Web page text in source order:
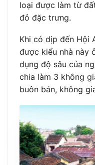
loại được làm từ
đỏ đặc trưng.
Khi có dịp đến Hội
được kiểu nhà này
dụng độ sâu của
chia làm 3 không
buôn bán, không